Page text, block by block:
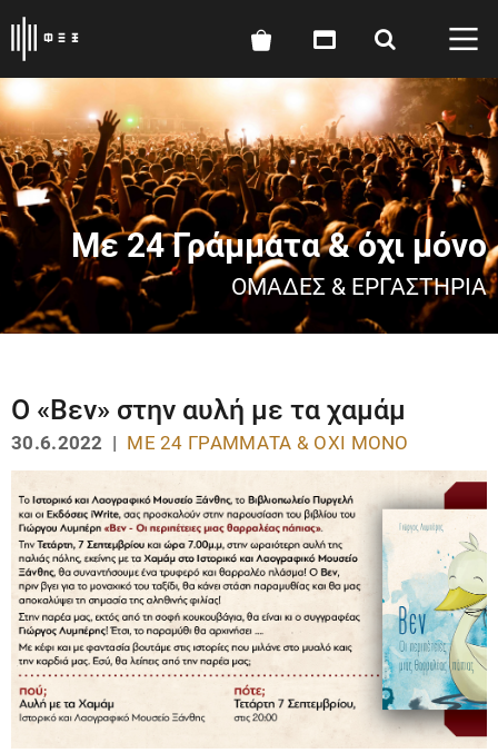
Με 24 Γράμματα & όχι μόνο
ΟΜΆΔΕΣ & ΕΡΓΑΣΤΉΡΙΑ
O «Βεν» στην αυλή με τα χαμάμ
30.6.2022 | ΜΕ 24 ΓΡΆΜΜΑΤΑ & ΌΧΙ ΜΌΝΟ